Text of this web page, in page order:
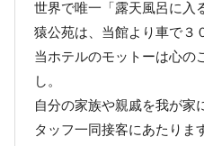
世界で唯一「露天風呂に入
猿公苑は、当館より車で３
当ホテルのモットーは心の
し。
自分の家族や親戚を我が家
タッフ一同接客にあたりま